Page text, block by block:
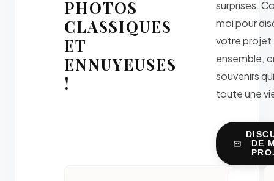
PHOTOS
CLASSIQUES
ET
ENNUYEUSES
!
surprises.
moi pour
votre projet
ensemble,
souvenirs
toute une
DE